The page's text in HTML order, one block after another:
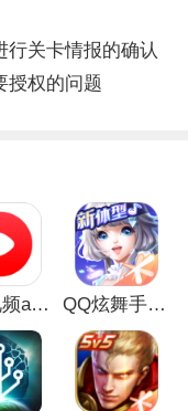
关卡情报的确认
权的问题
西瓜视频app安卓版 QQ炫舞手游破解版